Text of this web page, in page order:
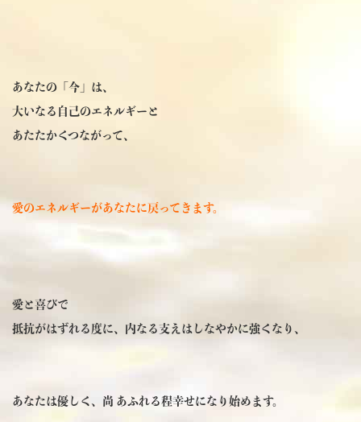
あなたの「今」は、
大いなる自己のエネルギーと
あたたかくつながって、
愛のエネルギーがあなたに戻ってきます。
愛と喜びで
抵抗がはずれる度に、内なる支えはしなやかに強くなり、
あなたは優しく、尚 あふれる程幸せになり始めます。